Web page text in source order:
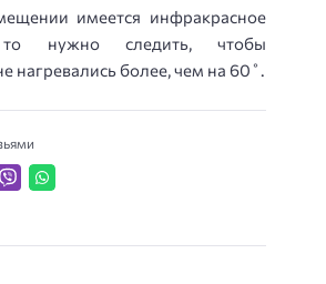
имеется инфракрасное
то нужно следить, чтобы
нагревались более, чем на 60˚.